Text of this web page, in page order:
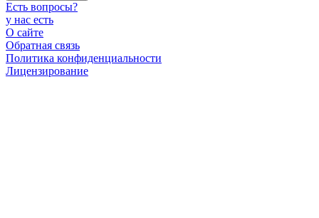
Есть вопросы?
у нас есть
О сайте
Обратная связь
Политика конфиденциальности
Лицензирование